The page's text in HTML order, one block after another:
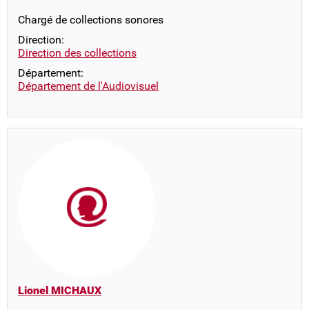
Chargé de collections sonores
Direction:
Direction des collections
Département:
Département de l'Audiovisuel
Lionel MICHAUX